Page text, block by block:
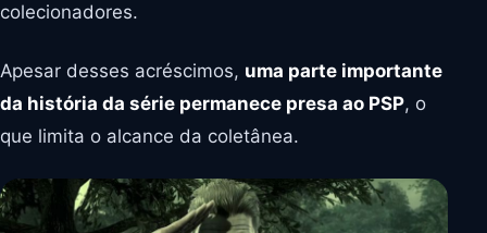
colecionadores.
Apesar desses acréscimos, uma parte importante
da história da série permanece presa ao PSP, o
que limita o alcance da coletânea.